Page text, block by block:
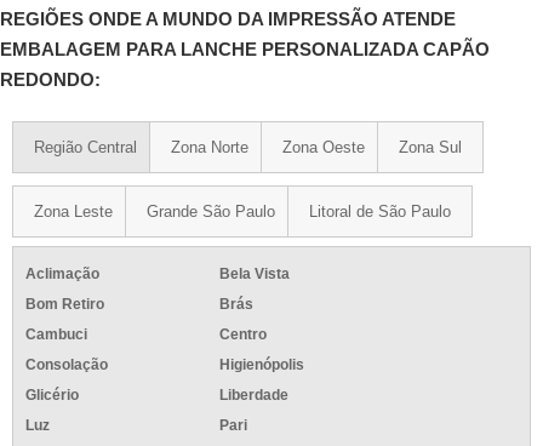
REGIÕES ONDE A MUNDO DA IMPRESSÃO ATENDE
EMBALAGEM PARA LANCHE PERSONALIZADA CAPÃO
REDONDO:
Região Central Zona Norte Zona Oeste Zona Sul
Zona Leste Grande São Paulo Litoral de São Paulo
Aclimação
Bela Vista
Bom Retiro
Brás
Cambuci
Centro
Consolação
Higienópolis
Glicério
Liberdade
Luz
Pari